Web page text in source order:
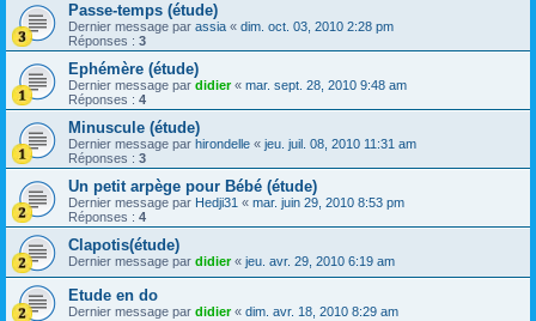
Passe-temps (étude)
Dernier message par assia « dim. oct. 03, 2010 2:28 pm
Réponses : 3
Ephémère (étude)
Dernier message par didier« mar. sept. 28, 2010 9:48 am
Réponses : 4
Minuscule (étude)
Dernier message par hirondelle « jeu. juil. 08, 2010 11:31 am
Réponses : 3
Un petit arpège pour Bébé (étude)
Dernier message par Hedji31 « mar. juin 29, 2010 8:53 pm
Réponses : 4
Clapotis(étude)
Dernier message par didier« jeu. avr. 29, 2010 6:19 am
Etude en do
Dernier message par didier« dim. avr. 18, 2010 8:29 am